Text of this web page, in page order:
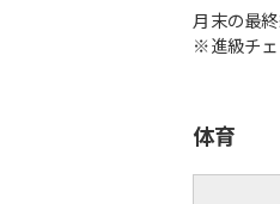
月末の最
※進級チェ
体育